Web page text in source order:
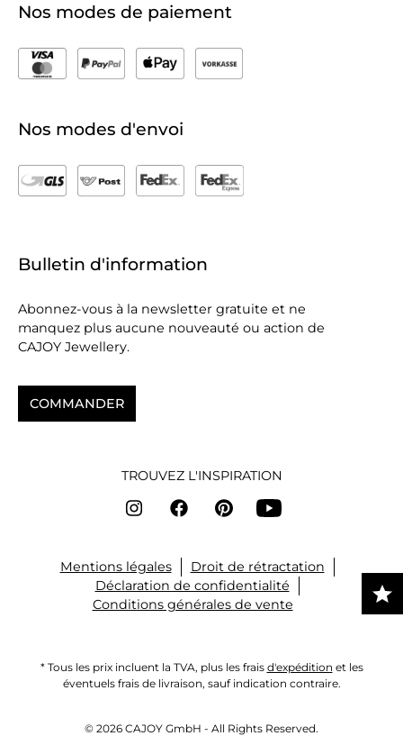
Nos modes de paiement
Nos modes d'envoi
Bulletin d'information
Abonnez-vous à la newsletter gratuite et ne
manquez plus aucune nouveauté ou action de
CAJOY Jewellery.
COMMANDER
TROUVEZ L'INSPIRATION
Mentions légales
Droit de rétractation
Déclaration de confidentialité
Conditions générales de vente
* Tous les prix incluent la TVA, plus les frais d'expédition et les
éventuels frais de livraison, sauf indication contraire.
© 2026 CAJOY GmbH - All Rights Reserved.